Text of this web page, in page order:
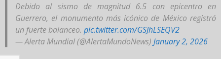
Debido al sismo de magnitud 6.5 con epicentro en
Guerrero, el monumento más icónico de México registró
un fuerte balanceo. pic.twitter.com/GSJhLSEQV2
— Alerta Mundial (@AlertaMundoNews) January 2, 2026